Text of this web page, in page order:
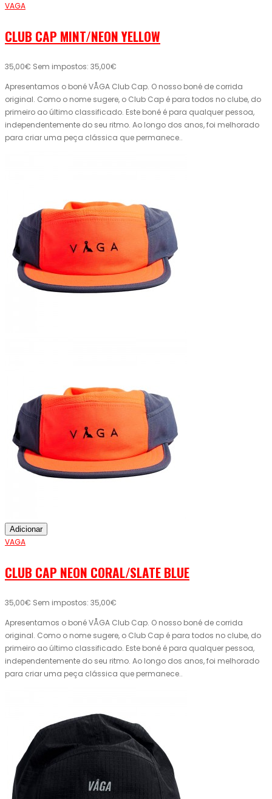
VAGA
CLUB CAP MINT/NEON YELLOW
35,00€ Sem impostos: 35,00€
Apresentamos o boné VÅGA Club Cap. O nosso boné de corrida
original. Como o nome sugere, o Club Cap é para todos no clube, do
primeiro ao último classificado. Este boné é para qualquer pessoa,
independentemente do seu ritmo. Ao longo dos anos, foi melhorado
para criar uma peça clássica que permanece..
Adicionar
VAGA
CLUB CAP NEON CORAL/SLATE BLUE
35,00€ Sem impostos: 35,00€
Apresentamos o boné VÅGA Club Cap. O nosso boné de corrida
original. Como o nome sugere, o Club Cap é para todos no clube, do
primeiro ao último classificado. Este boné é para qualquer pessoa,
independentemente do seu ritmo. Ao longo dos anos, foi melhorado
para criar uma peça clássica que permanece..